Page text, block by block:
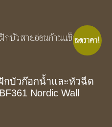
ลดราคา!
กบัวก๊อกน้ำและหัวฉีด
Nordic Wall